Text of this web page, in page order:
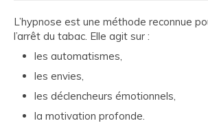
L’hypnose est une méthode reconnue
l’arrêt du tabac. Elle agit sur :
les automatismes,
les envies,
les déclencheurs émotionnels,
la motivation profonde.